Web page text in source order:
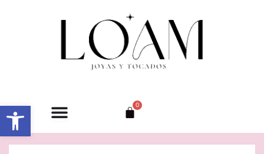
Abrir barra de herramientas 0
Carrito